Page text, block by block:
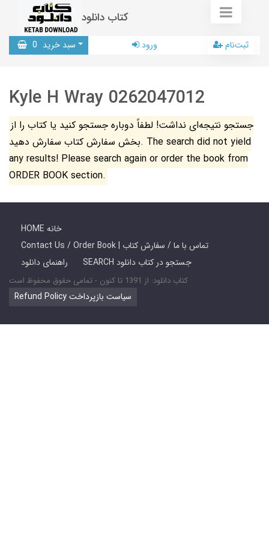
کتاب دانلود
سبد خرید 0 ورود ثبت‌نام
Kyle H Wray 0262047012
جستجو نتیجه‌ای نداشت! لطفاً دوباره جستجو کنید یا کتاب را از
بخش سفارش کتاب سفارش دهید. The search did not yield
any results! Please search again or order the book from
ORDER BOOK section.
HOME خانه
Contact Us / Order Book | تماس با ما / سفارش کتاب
راهنمای دانلود
SEARCH جستجو در کتاب دانلود
کتاب دانلود: از 1391 تا کنون - تمامی حقوق محفوظ است
Refund Policy سیاست بازپرداخت